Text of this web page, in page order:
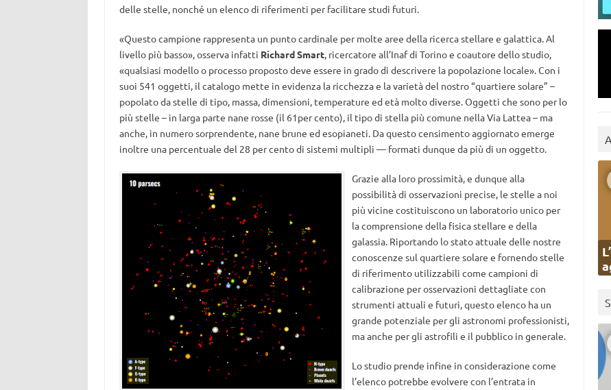
delle stelle, nonché un elenco di riferimenti per facilitare studi futuri.
«Questo campione rappresenta un punto cardinale per molte aree della ricerca stellare e galattica. Al
livello più basso», osserva infatti Richard Smart, ricercatore all’Inaf di Torino e coautore dello studio,
«qualsiasi modello o processo proposto deve essere in grado di descrivere la popolazione locale». Con i
suoi 541 oggetti, il catalogo mette in evidenza la ricchezza e la varietà del nostro “quartiere solare” –
popolato da stelle di tipo, massa, dimensioni, temperature ed età molto diverse. Oggetti che sono per lo
più stelle – in larga parte nane rosse (il 61per cento), il tipo di stella più comune nella Via Lattea – ma
anche, in numero sorprendente, nane brune ed esopianeti. Da questo censimento aggiornato emerge
inoltre una percentuale del 28 per cento di sistemi multipli — formati dunque da più di un oggetto.
Grazie alla loro prossimità, e dunque alla
possibilità di osservazioni precise, le stelle a noi
più vicine costituiscono un laboratorio unico per
la comprensione della fisica stellare e della
galassia. Riportando lo stato attuale delle nostre
conoscenze sul quartiere solare e fornendo stelle
di riferimento utilizzabili come campioni di
calibrazione per osservazioni dettagliate con
strumenti attuali e futuri, questo elenco ha un
grande potenziale per gli astronomi professionisti,
ma anche per gli astrofili e il pubblico in generale.
Lo studio prende infine in considerazione come
l’elenco potrebbe evolvere con l’entrata in